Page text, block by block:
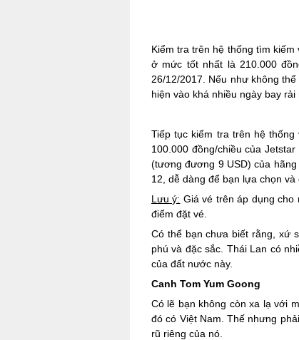
Kiểm tra trên hệ thống tìm
ở mức tốt nhất là 210.000
26/12/2017. Nếu như không
hiện vào khá nhiều ngày bay rải
Tiếp tục kiểm tra trên hệ
100.000 đồng/chiều của
(tương đương 9 USD) của
12, dễ dàng để bạn lựa chọn và
Lưu ý: Giá vé trên áp dụng cho
điểm đặt vé.
Có thể bạn chưa biết rằng, xứ
phú và đặc sắc. Thái Lan có
của đất nước này.
Canh Tom Yum Goong
Có lẽ bạn không còn xa lạ với
đó có Việt Nam. Thế nhưng
rũ riêng của nó.